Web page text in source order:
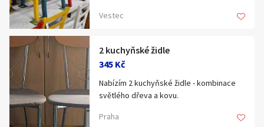
další 200židlí v I. a II. jakosti, dovoz
Vestec
2 kuchyňské židle
345 Kč
Nabízím 2 kuchyňské židle - kombinace
světlého dřeva a kovu.
Praha
Hledat v textu
Nabídka/poptávka